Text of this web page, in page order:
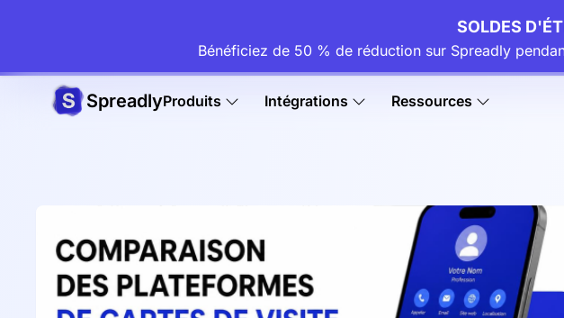
SOLDES
Bénéficiez de 50 % de réduction sur Spreadly
SpreadlyProduits Intégrations Ressources